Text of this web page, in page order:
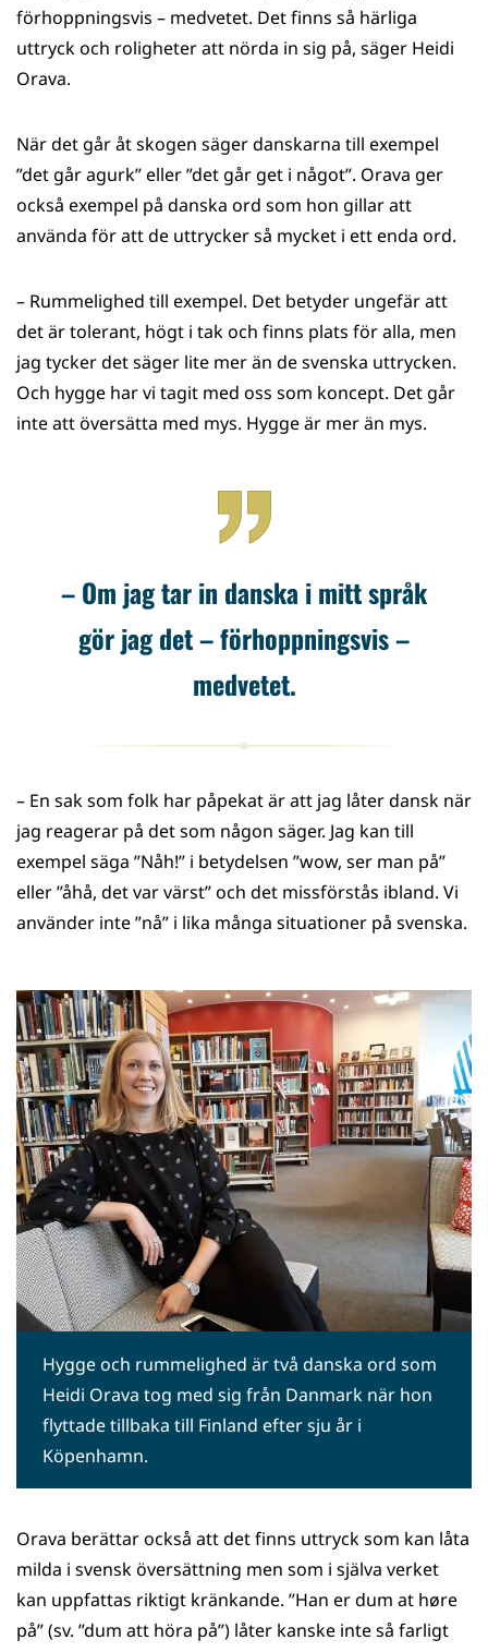
förhoppningsvis – medvetet. Det finns så härliga
uttryck och roligheter att nörda in sig på, säger Heidi
Orava.
När det går åt skogen säger danskarna till exempel
”det går agurk” eller ”det går get i något”. Orava ger
också exempel på danska ord som hon gillar att
använda för att de uttrycker så mycket i ett enda ord.
– Rummelighed till exempel. Det betyder ungefär att
det är tolerant, högt i tak och finns plats för alla, men
jag tycker det säger lite mer än de svenska uttrycken.
Och hygge har vi tagit med oss som koncept. Det går
inte att översätta med mys. Hygge är mer än mys.
– Om jag tar in danska i mitt språk
gör jag det – förhoppningsvis –
medvetet.
– En sak som folk har påpekat är att jag låter dansk när
jag reagerar på det som någon säger. Jag kan till
exempel säga ”Nåh!” i betydelsen ”wow, ser man på”
eller ”åhå, det var värst” och det missförstås ibland. Vi
använder inte ”nå” i lika många situationer på svenska.
Hygge och rummelighed är två danska ord som
Heidi Orava tog med sig från Danmark när hon
flyttade tillbaka till Finland efter sju år i
Köpenhamn.
Orava berättar också att det finns uttryck som kan låta
milda i svensk översättning men som i själva verket
kan uppfattas riktigt kränkande. ”Han er dum at høre
på” (sv. ”dum att höra på”) låter kanske inte så farligt